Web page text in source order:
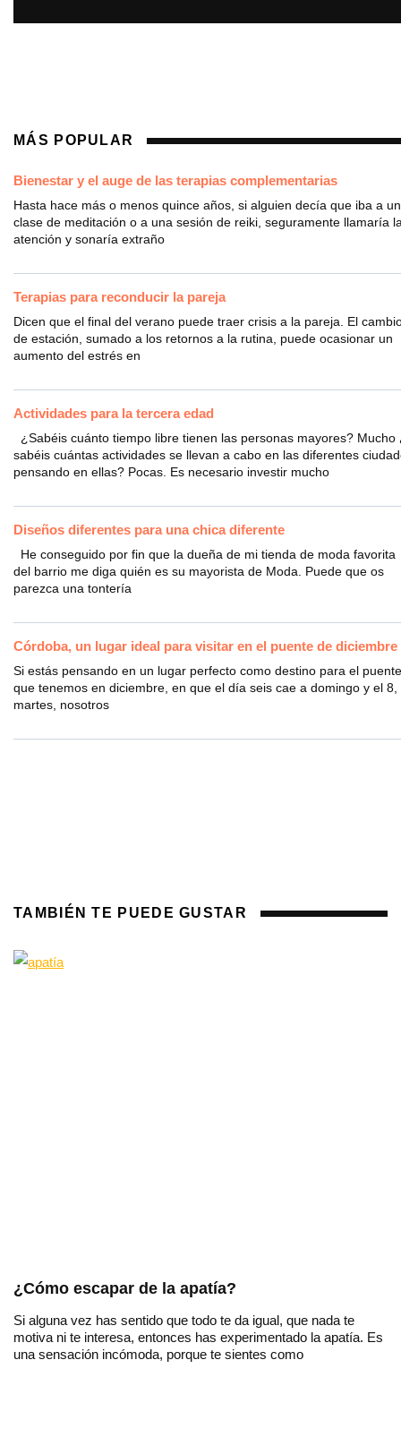
MÁS POPULAR
Bienestar y el auge de las terapias complementarias
Hasta hace más o menos quince años, si alguien decía que iba a
clase de meditación o a una sesión de reiki, seguramente llamaría
atención y sonaría extraño
Terapias para reconducir la pareja
Dicen que el final del verano puede traer crisis a la pareja. El
de estación, sumado a los retornos a la rutina, puede ocasionar un
aumento del estrés en
Actividades para la tercera edad
¿Sabéis cuánto tiempo libre tienen las personas mayores? Mucho
sabéis cuántas actividades se llevan a cabo en las diferentes
pensando en ellas? Pocas. Es necesario investir mucho
Diseños diferentes para una chica diferente
He conseguido por fin que la dueña de mi tienda de moda favorita
del barrio me diga quién es su mayorista de Moda. Puede que os
parezca una tontería
Córdoba, un lugar ideal para visitar en el puente de diciembre
Si estás pensando en un lugar perfecto como destino para el puente
que tenemos en diciembre, en que el día seis cae a domingo y el 8,
martes, nosotros
TAMBIÉN TE PUEDE GUSTAR
¿Cómo escapar de la apatía?
Si alguna vez has sentido que todo te da igual, que nada te
motiva ni te interesa, entonces has experimentado la apatía. Es
una sensación incómoda, porque te sientes como